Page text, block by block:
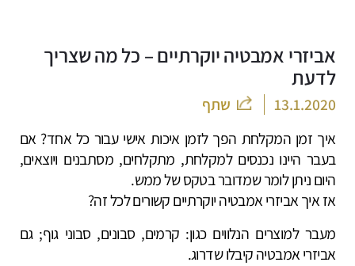
אביזרי אמבטיה יוקרתיים – כל מה שצריך
לדעת
13.1.2020
שתף
איך זמן המקלחת הפך לזמן איכות אישי עבור כל אחד? אם
בעבר היינו נכנסים למקלחת, מתקלחים, מסתבנים ויוצאים,
היום ניתן לומר שמדובר בטקס של ממש.
אז איך אביזרי אמבטיה יוקרתיים קשורים לכל זה?
מעבר למוצרים הנלווים כגון: קרמים, סבונים, סבוני גוף; גם
אביזרי אמבטיה קיבלו שדרוג.